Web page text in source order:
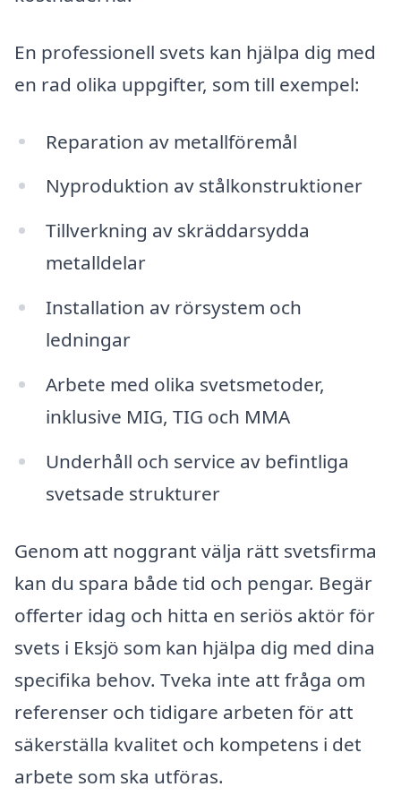
En professionell svets kan hjälpa dig med
en rad olika uppgifter, som till exempel:
Reparation av metallföremål
Nyproduktion av stålkonstruktioner
Tillverkning av skräddarsydda
metalldelar
Installation av rörsystem och
ledningar
Arbete med olika svetsmetoder,
inklusive MIG, TIG och MMA
Underhåll och service av befintliga
svetsade strukturer
Genom att noggrant välja rätt svetsfirma
kan du spara både tid och pengar. Begär
offerter idag och hitta en seriös aktör för
svets i Eksjö som kan hjälpa dig med dina
specifika behov. Tveka inte att fråga om
referenser och tidigare arbeten för att
säkerställa kvalitet och kompetens i det
arbete som ska utföras.